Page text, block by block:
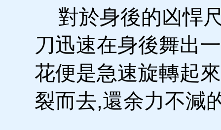
對於身後的凶悍
刀迅速在身後舞出
花便是急速旋轉起
裂而去,還余力不減